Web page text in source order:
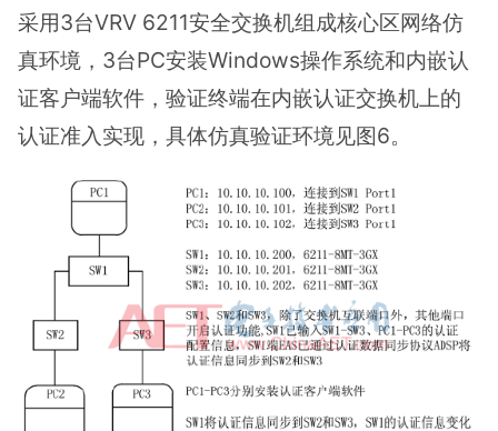
采用3台VRV 6211安全交换机组成核心区网络仿
真环境，3台PC安装Windows操作系统和内嵌认
证客户端软件，验证终端在内嵌认证交换机上的
认证准入实现，具体仿真验证环境见图6。